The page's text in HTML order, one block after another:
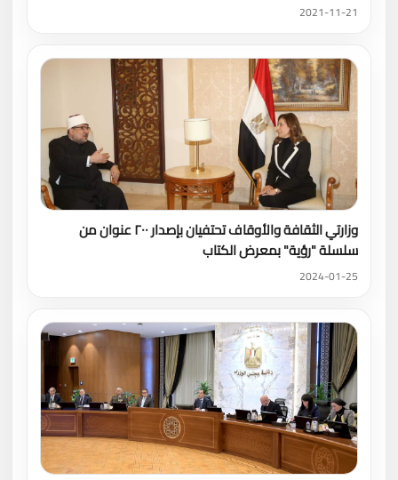
2021-11-21
وزارتي الثقافة والأوقاف تحتفيان بإصدار ٢٠٠ عنوان من
سلسلة "رؤية" بمعرض الكتاب
2024-01-25